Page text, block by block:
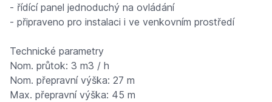
- řídící panel jednoduchý na ovládání
- připraveno pro instalaci i ve venkovním prostředí
Technické parametry
Nom. průtok: 3 m3 / h
Nom. přepravní výška: 27 m
Max. přepravní výška: 45 m